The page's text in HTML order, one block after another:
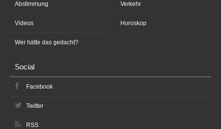
Abstimmung
Videos
Wer hätte das gedacht?
Verkehr
Horoskop
Social
Facebook
Twitter
RSS